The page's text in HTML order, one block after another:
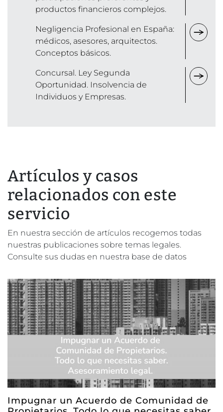
productos financieros complejos.
Negligencia Profesional en España:
médicos, asesores, arquitectos.
Conceptos básicos.
Concursal. Ley Segunda
Oportunidad. Insolvencia de
Individuos y Empresas.
Artículos y casos
relacionados con este
servicio
En nuestra sección de artículos recogemos todas
nuestras publicaciones sobre temas legales.
Consulte sus dudas en nuestra base de datos
Impugnar un Acuerdo de Comunidad de